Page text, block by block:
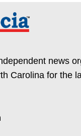
news
Carolina for the